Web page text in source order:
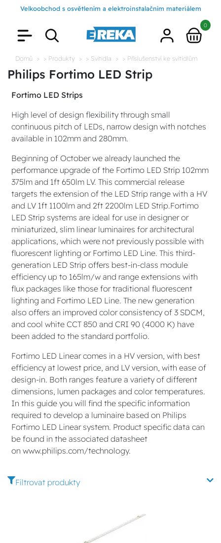
Velkoobchod s osvětlením a elektroinstalačním materiálem
0
Domů > Produkty > Svítidla > Příslušenství ke svítidlům
Philips Fortimo LED Strip
Fortimo LED Strips
High level of design flexibility through small
continuous pitch of LEDs, narrow design with notches
available in 102mm and 280mm.
Beginning of October we already launched the
performance upgrade of the Fortimo LED Strip 102mm
375lm and 1ft 650lm LV. This commercial release
targets the extension of the LED Strip range with a HV
and LV 1ft 1100lm and 2ft 2200lm LED Strip.Fortimo
LED Strip systems are ideal for use in designer or
miniaturized, slim linear luminaires for architectural
applications, which were not previously possible with
fluorescent lighting or Fortimo LED Line. This third-
generation LED Strip offers best-in-class module
efficiency up to 165lm/w and range extensions with
flux packages like those for traditional fluorescent
lighting and Fortimo LED Line. The new generation
also offers an improved color consistency of 3 SDCM,
and cool white CCT 850 and CRI 90 (4000 K) have
been added to the standard portfolio.
Fortimo LED Linear comes in a HV version, with best
efficiency at lowest price, and LV version, with ease of
design-in. Both ranges feature a variety of different
dimensions, lumen packages and color temperatures.
In this guide you will find the specific information
required to develop a luminaire based on Philips
Fortimo LED Linear system. Product specific data can
be found in the associated datasheet
on www.philips.com/technology.
Filtrovat produkty